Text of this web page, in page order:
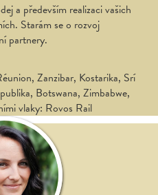
a především realizaci vašich
Starám se o rozvoj
partnery.
Zanzibar, Kostarika, Srí
Botswana, Zimbabwe,
vlaky: Rovos Rail